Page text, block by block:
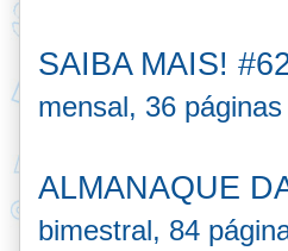
SAIBA MAIS!
mensal, 36
ALMANAQUE
bimestral, 84